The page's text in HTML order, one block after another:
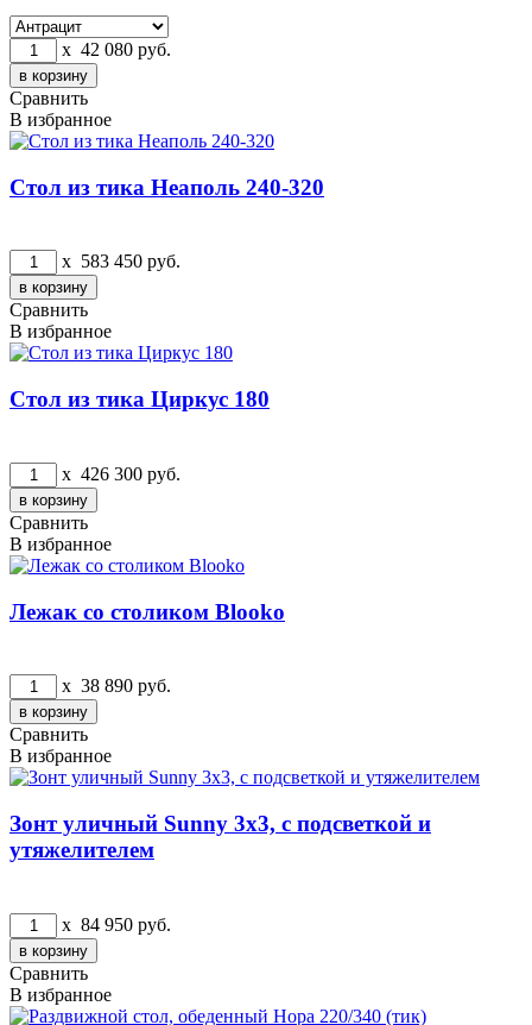
x 42 080 руб.
Сравнить
В избранное
Стол из тика Неаполь 240-320
x 583 450 руб.
Сравнить
В избранное
Стол из тика Циркус 180
x 426 300 руб.
Сравнить
В избранное
Лежак со столиком Blooko
x 38 890 руб.
Сравнить
В избранное
Зонт уличный Sunny 3х3, с подсветкой и
утяжелителем
x 84 950 руб.
Сравнить
В избранное